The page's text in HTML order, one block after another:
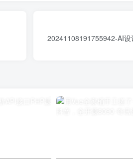
20241108191755942-AI